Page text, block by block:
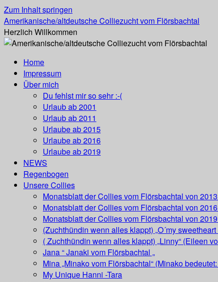
Zum Inhalt springen
Amerikanische/altdeutsche Colliezucht vom Flörsbachtal
Herzlich Willkommen
Home
Impressum
Über mich
Du fehlst mir so sehr :-(
Urlaub ab 2001
Urlaub ab 2011
Urlaube ab 2015
Urlaube ab 2016
Urlaube ab 2019
NEWS
Regenbogen
Unsere Collies
Monatsblatt der Collies vom Flörsbachtal von
Monatsblatt der Collies vom Flörsbachtal von
Monatsblatt der Collies vom Flörsbachtal von
(Zuchthündin wenn alles klappt) „O´my sweetheart
( Zuchthündin wenn alles klappt) „Linny“ (Eileen
Jana “ Janaki vom Flörsbachtal „
Mina „Minako vom Flörsbachtal“ (Minako
My Unique Hanni -Tara